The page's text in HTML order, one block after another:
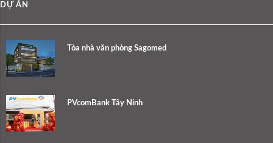
DỰ ÁN
Tòa nhà văn phòng Sagomed
PVcomBank Tây Ninh